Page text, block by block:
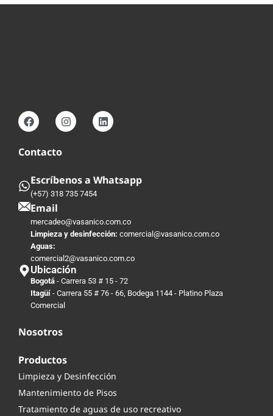
Contacto
Escríbenos a Whatsapp
(+57) 318 735 7454
Email
mercadeo@vasanico.com.co
Limpieza y desinfección: comercial@vasanico.com.co
Aguas:
comercial2@vasanico.com.co
Ubicación
Bogotá - Carrera 53 # 15 - 72
Itagüí - Carrera 55 # 76 - 66, Bodega 1144 - Platino Plaza
Comercial
Nosotros
Productos
Limpieza y Desinfección
Mantenimiento de Pisos
Tratamiento de aguas de uso recreativo